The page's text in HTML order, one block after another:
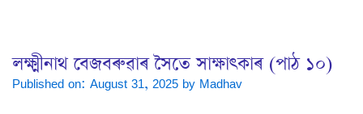
লক্ষ্মীনাথ বেজবৰুৱাৰ সৈতে সাক্ষাৎকাৰ (পাঠ ১০)
Published on: August 31, 2025 by Madhav